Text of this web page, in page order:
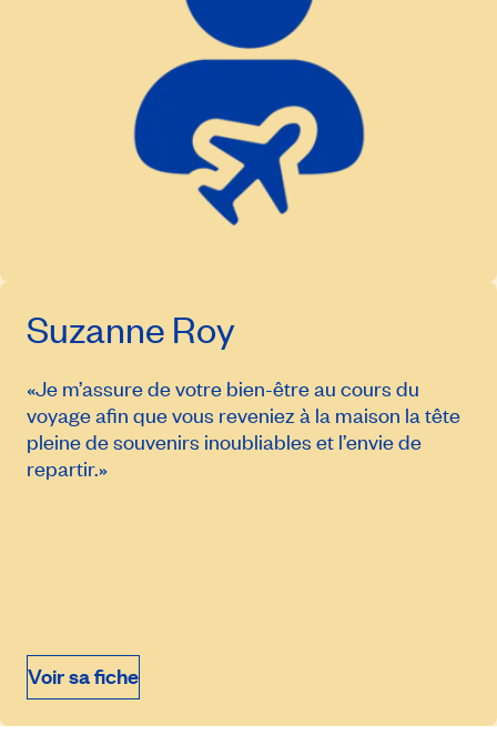
Suzanne Roy
«Je m’assure de votre bien-être au cours du
voyage afin que vous reveniez à la maison la tête
pleine de souvenirs inoubliables et l’envie de
repartir.»
Voir sa fiche